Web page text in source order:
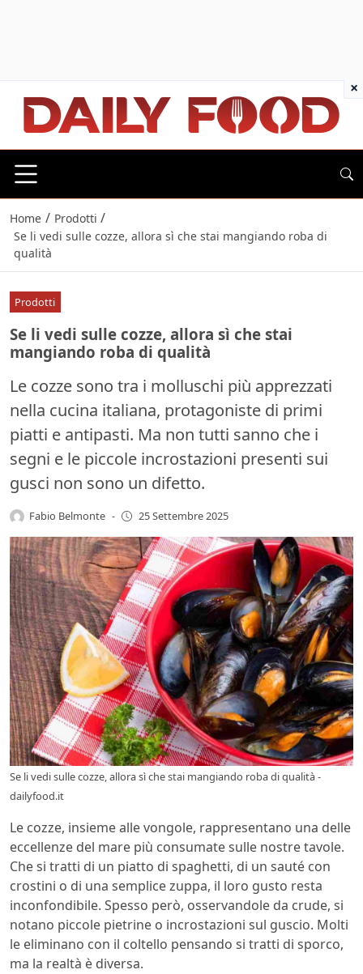
Home / Prodotti /
Se li vedi sulle cozze, allora sì che stai mangiando roba di
qualità
Prodotti
Se li vedi sulle cozze, allora sì che stai
mangiando roba di qualità
Le cozze sono tra i molluschi più apprezzati
nella cucina italiana, protagoniste di primi
piatti e antipasti. Ma non tutti sanno che i
segni e le piccole incrostazioni presenti sui
gusci non sono un difetto.
Fabio Belmonte - 25 Settembre 2025
Se li vedi sulle cozze, allora sì che stai mangiando roba di qualità -
dailyfood.it
Le cozze, insieme alle vongole, rappresentano una delle
eccellenze del mare più consumate sulle nostre tavole.
Che si tratti di un piatto di spaghetti, di un sauté con
crostini o di una semplice zuppa, il loro gusto resta
inconfondibile. Spesso però, osservandole da crude, si
notano piccole pietrine o incrostazioni sul guscio. Molti
le eliminano con il coltello pensando si tratti di sporco,
ma la realtà è diversa.
×